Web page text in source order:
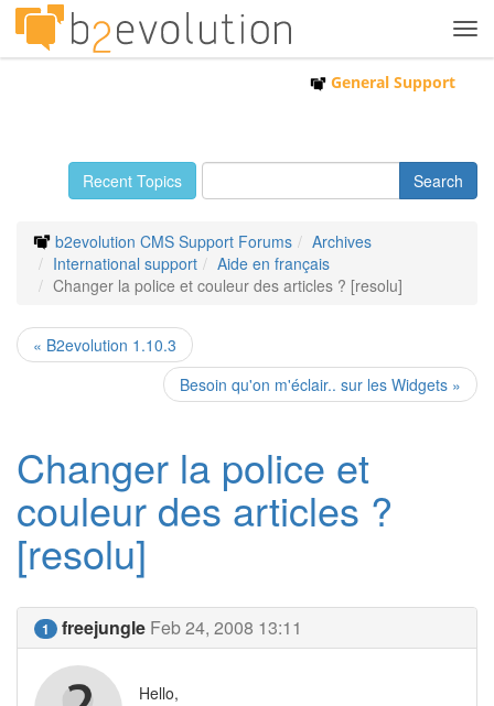
General Support
Recent Topics
b2evolution CMS Support Forums
Archives
International support
Aide en français
Changer la police et couleur des articles ? [resolu]
« B2evolution 1.10.3
Besoin qu'on m'éclair.. sur les Widgets »
Changer la police et
couleur des articles ?
[resolu]
1 freejungle Feb 24, 2008 13:11
Hello,